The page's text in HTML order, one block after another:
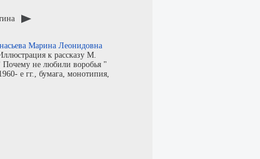
Марина Леонидовна
к рассказу М.
Почему не любили воробья "
е гг., бумага, монотипия,